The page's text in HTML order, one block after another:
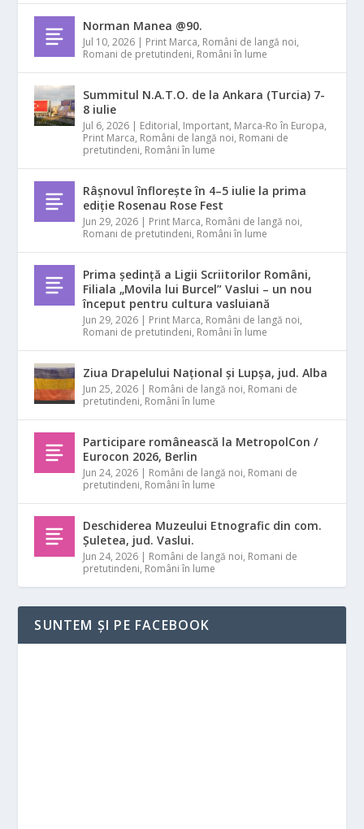
Norman Manea @90.
Jul 10, 2026 | Print Marca, Români de langă noi,
Romani de pretutindeni, Români în lume
Summitul N.A.T.O. de la Ankara (Turcia) 7-
8 iulie
Jul 6, 2026 | Editorial, Important, Marca-Ro în Europa,
Print Marca, Români de langă noi, Romani de
pretutindeni, Români în lume
Râșnovul înflorește în 4–5 iulie la prima
ediție Rosenau Rose Fest
Jun 29, 2026 | Print Marca, Români de langă noi,
Romani de pretutindeni, Români în lume
Prima ședință a Ligii Scriitorilor Români,
Filiala „Movila lui Burcel” Vaslui – un nou
început pentru cultura vasluiană
Jun 29, 2026 | Print Marca, Români de langă noi,
Romani de pretutindeni, Români în lume
Ziua Drapelului Național și Lupșa, jud. Alba
Jun 25, 2026 | Români de langă noi, Romani de
pretutindeni, Români în lume
Participare românească la MetropolCon /
Eurocon 2026, Berlin
Jun 24, 2026 | Români de langă noi, Romani de
pretutindeni, Români în lume
Deschiderea Muzeului Etnografic din com.
Șuletea, jud. Vaslui.
Jun 24, 2026 | Români de langă noi, Romani de
pretutindeni, Români în lume
SUNTEM ȘI PE FACEBOOK